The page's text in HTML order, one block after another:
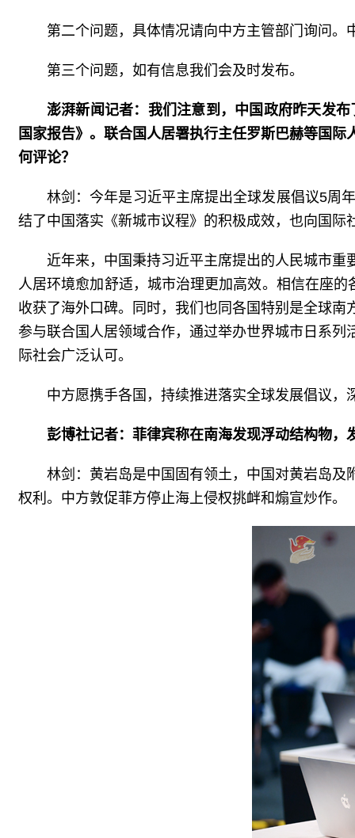
第二个问题，具体情况请向中方主管部门询问
第三个问题，如有信息我们会及时发布。
澎湃新闻记者：我们注意到，中国政府昨天发
国家报告》。联合国人居署执行主任罗斯巴赫等国
何评论？
林剑：今年是习近平主席提出全球发展倡议5周
结了中国落实《新城市议程》的积极成效，也向国
近年来，中国秉持习近平主席提出的人民城市
人居环境愈加舒适，城市治理更加高效。相信在座
收获了海外口碑。同时，我们也同各国特别是全球
参与联合国人居领域合作，通过举办世界城市日系
际社会广泛认可。
中方愿携手各国，持续推进落实全球发展倡议
彭博社记者：菲律宾称在南海发现浮动结构物
林剑：黄岩岛是中国固有领土，中国对黄岩岛
权利。中方敦促菲方停止海上侵权挑衅和煽宣炒作。